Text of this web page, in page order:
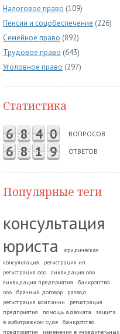
Налоговое право (109)
Пенсии и соцобеспечение (226)
Семейное право (892)
Трудовое право (643)
Уголовное право (297)
Статистика
6 8 4 0 ВОПРОСОВ
6 8 1 9 ОТВЕТОВ
Популярные теги
консультация
юриста
юридическая
консультация
регистрация ип
регистрация ооо
ликвидация ооо
ликвидация предприятия
банкротство
ооо
брачный договор
развод.
регистрация компании
регистрация
предприятия
помощь адвоката
защита
в арбитражном суде
банкротство
предприятия
изменения в учредительных